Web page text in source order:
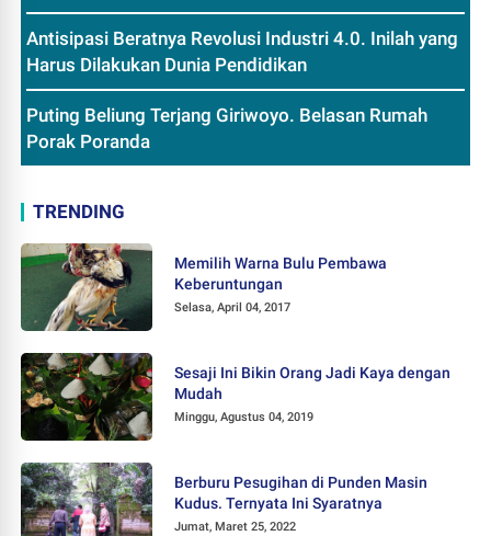
Antisipasi Beratnya Revolusi Industri 4.0. Inilah yang
Harus Dilakukan Dunia Pendidikan
Puting Beliung Terjang Giriwoyo. Belasan Rumah
Porak Poranda
TRENDING
Memilih Warna Bulu Pembawa
Keberuntungan
Selasa, April 04, 2017
Sesaji Ini Bikin Orang Jadi Kaya dengan
Mudah
Minggu, Agustus 04, 2019
Berburu Pesugihan di Punden Masin
Kudus. Ternyata Ini Syaratnya
Jumat, Maret 25, 2022